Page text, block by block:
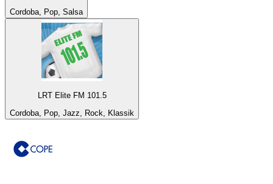
Cordoba, Pop, Salsa
LRT Elite FM 101.5
Cordoba, Pop, Jazz, Rock, Klassik